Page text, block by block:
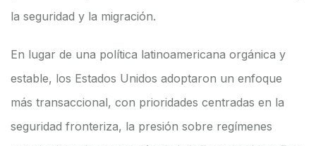
la seguridad y la migración.
En lugar de una política latinoamericana orgánica y
estable, los Estados Unidos adoptaron un enfoque
más transaccional, con prioridades centradas en la
seguridad fronteriza, la presión sobre regímenes